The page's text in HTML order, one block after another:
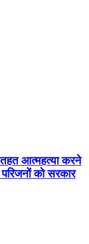
आत्महत्या करने
को सरकार